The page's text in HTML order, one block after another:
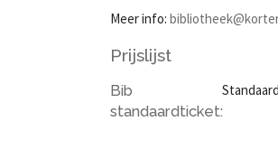
Meer info:
Prijslijst
Bib
standaardticket: